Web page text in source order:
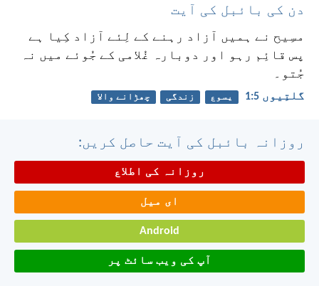
دن کی بائبل کی آیت
مسِیح نے ہمیں آزاد رہنے کے لِئے آزاد کِیا ہے
پس قائِم رہو اور دوبارہ غُلامی کے جُوئے میں نہ
جُتو۔
گلتِیوں 5:‏1 یسوع زندگی چھڑانے والا
روزانہ بائبل کی آیت حاصل کریں:
روزانہ کی اطلاع
ای میل
Android
آپ کی ویب سائٹ پر